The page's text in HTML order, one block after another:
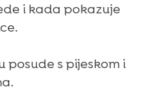
i kada pokazuje
posude s pijeskom i